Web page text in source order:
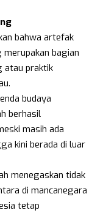
bahwa artefak
bagian
atau praktik
budaya
berhasil
masih ada
kini berada di luar
menegaskan tidak
di mancanegara
tetap